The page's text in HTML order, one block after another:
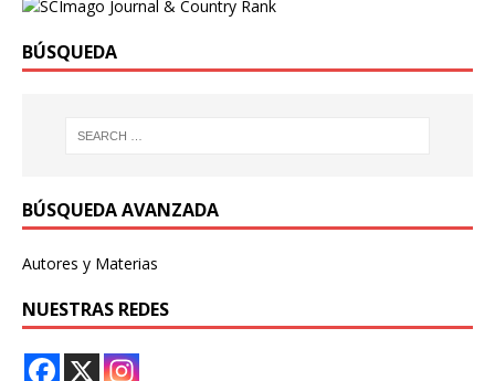
BÚSQUEDA
BÚSQUEDA AVANZADA
Autores y Materias
NUESTRAS REDES